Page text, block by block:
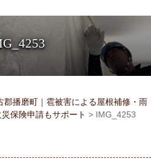
郡播磨町｜雹被害による屋根補修・雨
保険申請もサポート > IMG_4253